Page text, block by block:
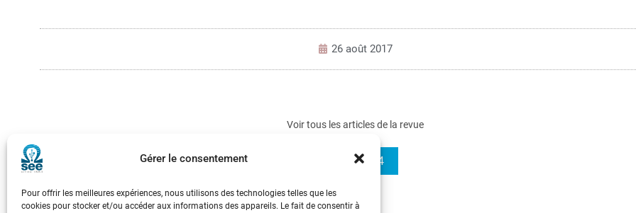
Gérer le consentement
Pour offrir les meilleures expériences, nous utilisons des technologies telles que les
cookies pour stocker et/ou accéder aux informations des appareils. Le fait de consentir à
26 août 2017
Voir tous les articles de la revue
REE 2013-4